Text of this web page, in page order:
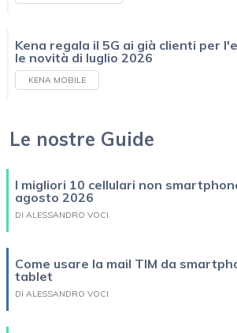
Kena regala il 5G ai già clienti per
le novità di luglio 2026
KENA MOBILE
Le nostre Guide
I migliori 10 cellulari non
agosto 2026
DI ALESSANDRO VOCI
Come usare la mail TIM da
tablet
DI ALESSANDRO VOCI